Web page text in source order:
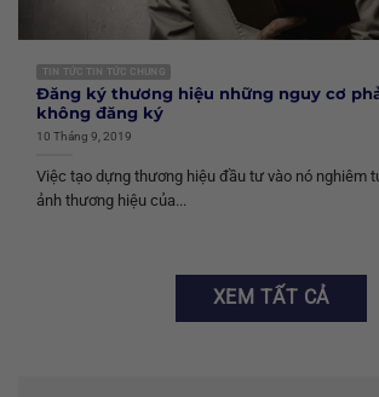
TIN TỨC TIN TỨC CHUNG
Đăng ký thương hiệu những nguy cơ
không đăng ký
10 Tháng 9, 2019
Việc tạo dựng thương hiệu đầu tư vào nó nghiêm
ảnh thương hiệu của...
XEM TẤT CẢ